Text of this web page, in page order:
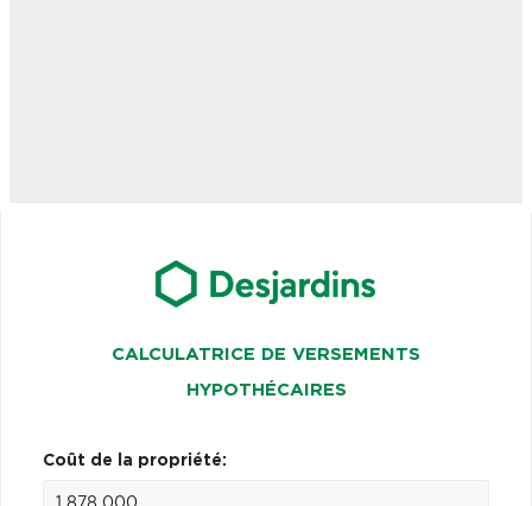
CALCULATRICE DE VERSEMENTS
HYPOTHÉCAIRES
Coût de la propriété: